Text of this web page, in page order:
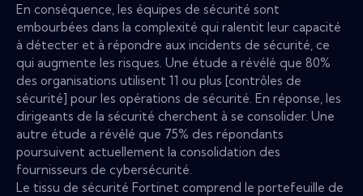
En conséquence, les équipes de sécurité sont
embourbées dans la complexité qui ralentit leur capacité
à détecter et à répondre aux incidents de sécurité, ce
qui augmente les risques. Une étude a révélé que 80%
des organisations utilisent 11 ou plus [contrôles de
sécurité] pour les opérations de sécurité. En réponse, les
dirigeants de la sécurité cherchent à se consolider. Une
autre étude a révélé que 75% des répondants
poursuivent actuellement la consolidation des
fournisseurs de cybersécurité.
Le tissu de sécurité Fortinet comprend le portefeuille de